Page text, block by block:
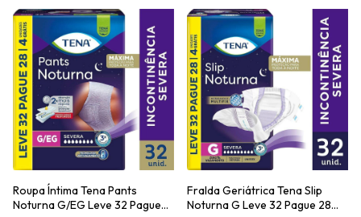
Roupa Íntima Tena Pants
Noturna G/EG Leve 32 Pague
Fralda Geriátrica Tena Slip
Noturna G Leve 32 Pague 28